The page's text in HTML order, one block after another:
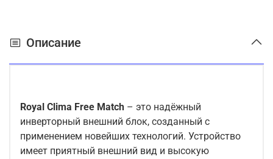
Описание
Royal Clima Free Match – это надёжный
инверторный внешний блок, созданный с
применением новейших технологий. Устройство
имеет приятный внешний вид и высокую